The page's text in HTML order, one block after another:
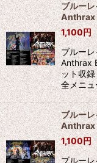
ブルー
Anthrax
1,100円
ブルー
Anthrax
ット収
全メニ
ブルー
Anthrax
1,100円
ブルー